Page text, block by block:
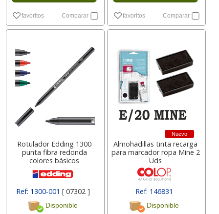
favoritos Comparar favoritos Comparar
Rotulador Edding 1300
punta fibra redonda
colores básicos
Ref: 1300-001 [ 07302 ]
Disponible
Nuevo
Almohadillas tinta recarga
para marcador ropa Mine 2
Uds
Ref: 146831
Disponible